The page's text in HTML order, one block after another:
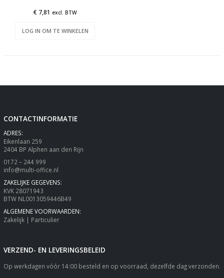
€ 7,81 excl. BTW
LOG IN OM TE WINKELEN
CONTACTINFORMATIE
ADRES:
Eikenlaan 259
2404 BP Alphen aan den Rijn
0172 – 244 999
info@multi-office.nl
ZAKELIJKE GEGEVENS:
KVK 28071943
BTW NL0013059446B49
ALGEMENE VOORWAARDEN:
Zakelijk| Particulier
VERZEND- EN LEVERINGSBELEID
Op werkdagen vóór 14:00 besteld en op voorraad, dezelfde dag verzonden.